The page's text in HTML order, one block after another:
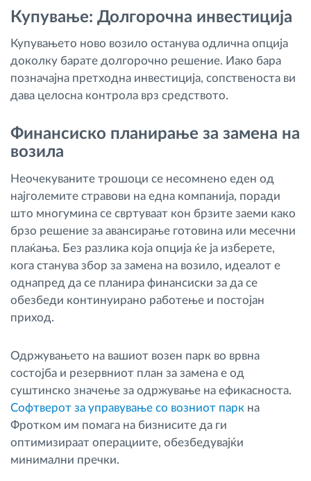
Купување: Долгорочна инвестиција
Купувањето ново возило останува одлична опција
доколку барате долгорочно решение. Иако бара
позначајна претходна инвестиција, сопственоста ви
дава целосна контрола врз средството.
Финансиско планирање за замена на
возила
Неочекуваните трошоци се несомнено еден од
најголемите стравови на една компанија, поради
што многумина се свртуваат кон брзите заеми како
брзо решение за авансирање готовина или месечни
плаќања. Без разлика која опција ќе ја изберете,
кога станува збор за замена на возило, идеалот е
однапред да се планира финансиски за да се
обезбеди континуирано работење и постојан
приход.
Одржувањето на вашиот возен парк во врвна
состојба и резервниот план за замена е од
суштинско значење за одржување на ефикасноста.
Софтверот за управување со возниот парк на
Фротком им помага на бизнисите да ги
оптимизираат операциите, обезбедувајќи
минимални пречки.